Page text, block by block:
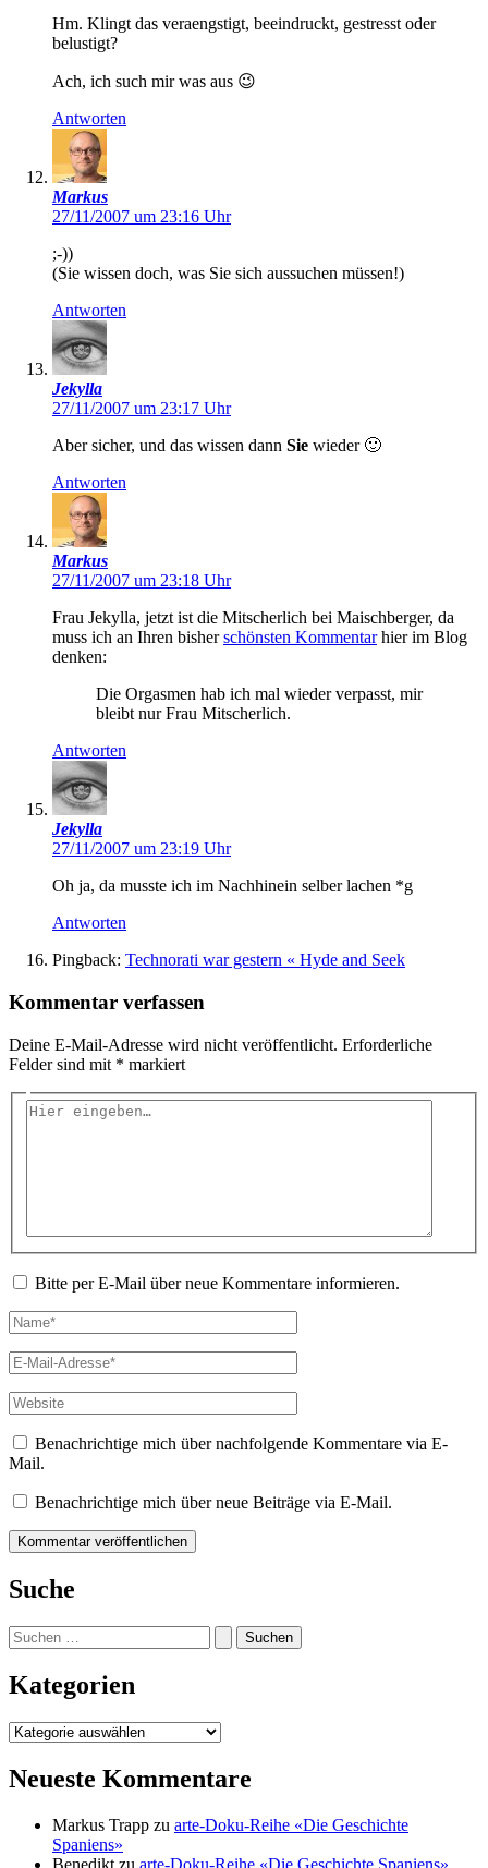
Hm. Klingt das veraengstigt, beeindruckt, gestresst oder
belustigt?
Ach, ich such mir was aus 😉
Antworten
Markus
27/11/2007 um 23:16 Uhr
;-))
(Sie wissen doch, was Sie sich aussuchen müssen!)
Antworten
Jekylla
27/11/2007 um 23:17 Uhr
Aber sicher, und das wissen dann Sie wieder 🙂
Antworten
Markus
27/11/2007 um 23:18 Uhr
Frau Jekylla, jetzt ist die Mitscherlich bei Maischberger, da
muss ich an Ihren bisherschönsten Kommentarhier im Blog
denken:
Die Orgasmen hab ich mal wieder verpasst, mir
bleibt nur Frau Mitscherlich.
Antworten
Jekylla
27/11/2007 um 23:19 Uhr
Oh ja, da musste ich im Nachhinein selber lachen *g
Antworten
Pingback: Technorati war gestern « Hyde and Seek
Kommentar verfassen
Deine E-Mail-Adresse wird nicht veröffentlicht. Erforderliche
Felder sind mit * markiert
Hier
Bitte per E-Mail über neue Kommentare informieren.
Name*
E-
Mail-
Adresse*
Website
Benachrichtige mich über nachfolgende Kommentare via E-
Mail.
Benachrichtige mich über neue Beiträge via E-Mail.
Suche
Suchen
nach:
Kategorien
Kategorien
Neueste Kommentare
Markus Trapp zu arte-Doku-Reihe «Die Geschichte
Spaniens»
Benedikt zu arte-Doku-Reihe «Die Geschichte Spaniens»